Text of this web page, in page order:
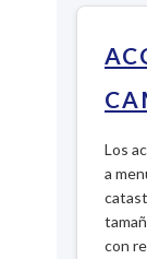
Los
a
con